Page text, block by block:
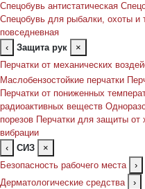
Спецобувь антистатическая
Спецобувь для рыбалки, охоты и
повседневная
‹
Защита рук
×
Перчатки от механических
Маслобензостойкие перчатки
Перчатки от пониженных
радиоактивных веществ
порезов Перчатки для защиты от
вибрации
‹
СИЗ
×
Безопасность рабочего места
›
Дерматологические средства
›